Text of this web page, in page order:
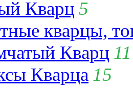
Кварц 5
кварцы,
Кварц 11
Кварца 15